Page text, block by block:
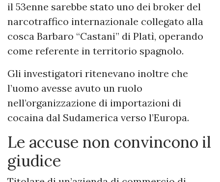
il 53enne sarebbe stato uno dei broker del
narcotraffico internazionale collegato alla
cosca Barbaro “Castani” di Platì, operando
come referente in territorio spagnolo.
Gli investigatori ritenevano inoltre che
l’uomo avesse avuto un ruolo
nell’organizzazione di importazioni di
cocaina dal Sudamerica verso l’Europa.
Le accuse non convincono il
giudice